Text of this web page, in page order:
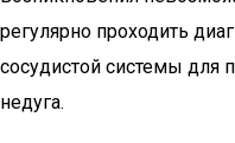
регулярно проходить
сосудистой системы для
недуга.